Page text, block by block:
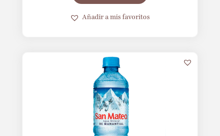
Añadir a mis favoritos